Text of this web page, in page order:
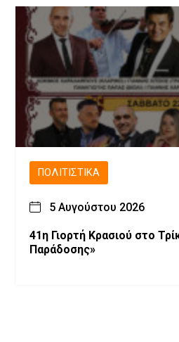
ΠΟΛΙΤΙΣΤΙΚΆ
5 Αυγούστου 2026
41η Γιορτή Κρασιού στο
Παράδοσης»